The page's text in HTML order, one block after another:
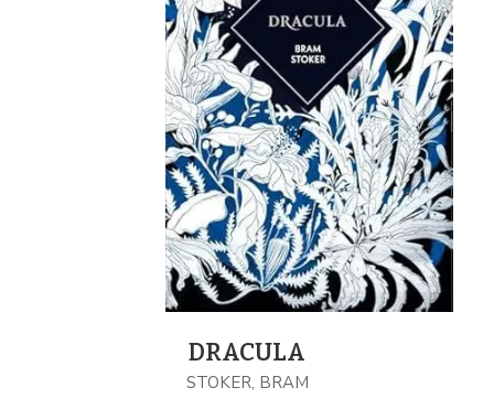
DRACULA
STOKER, BRAM